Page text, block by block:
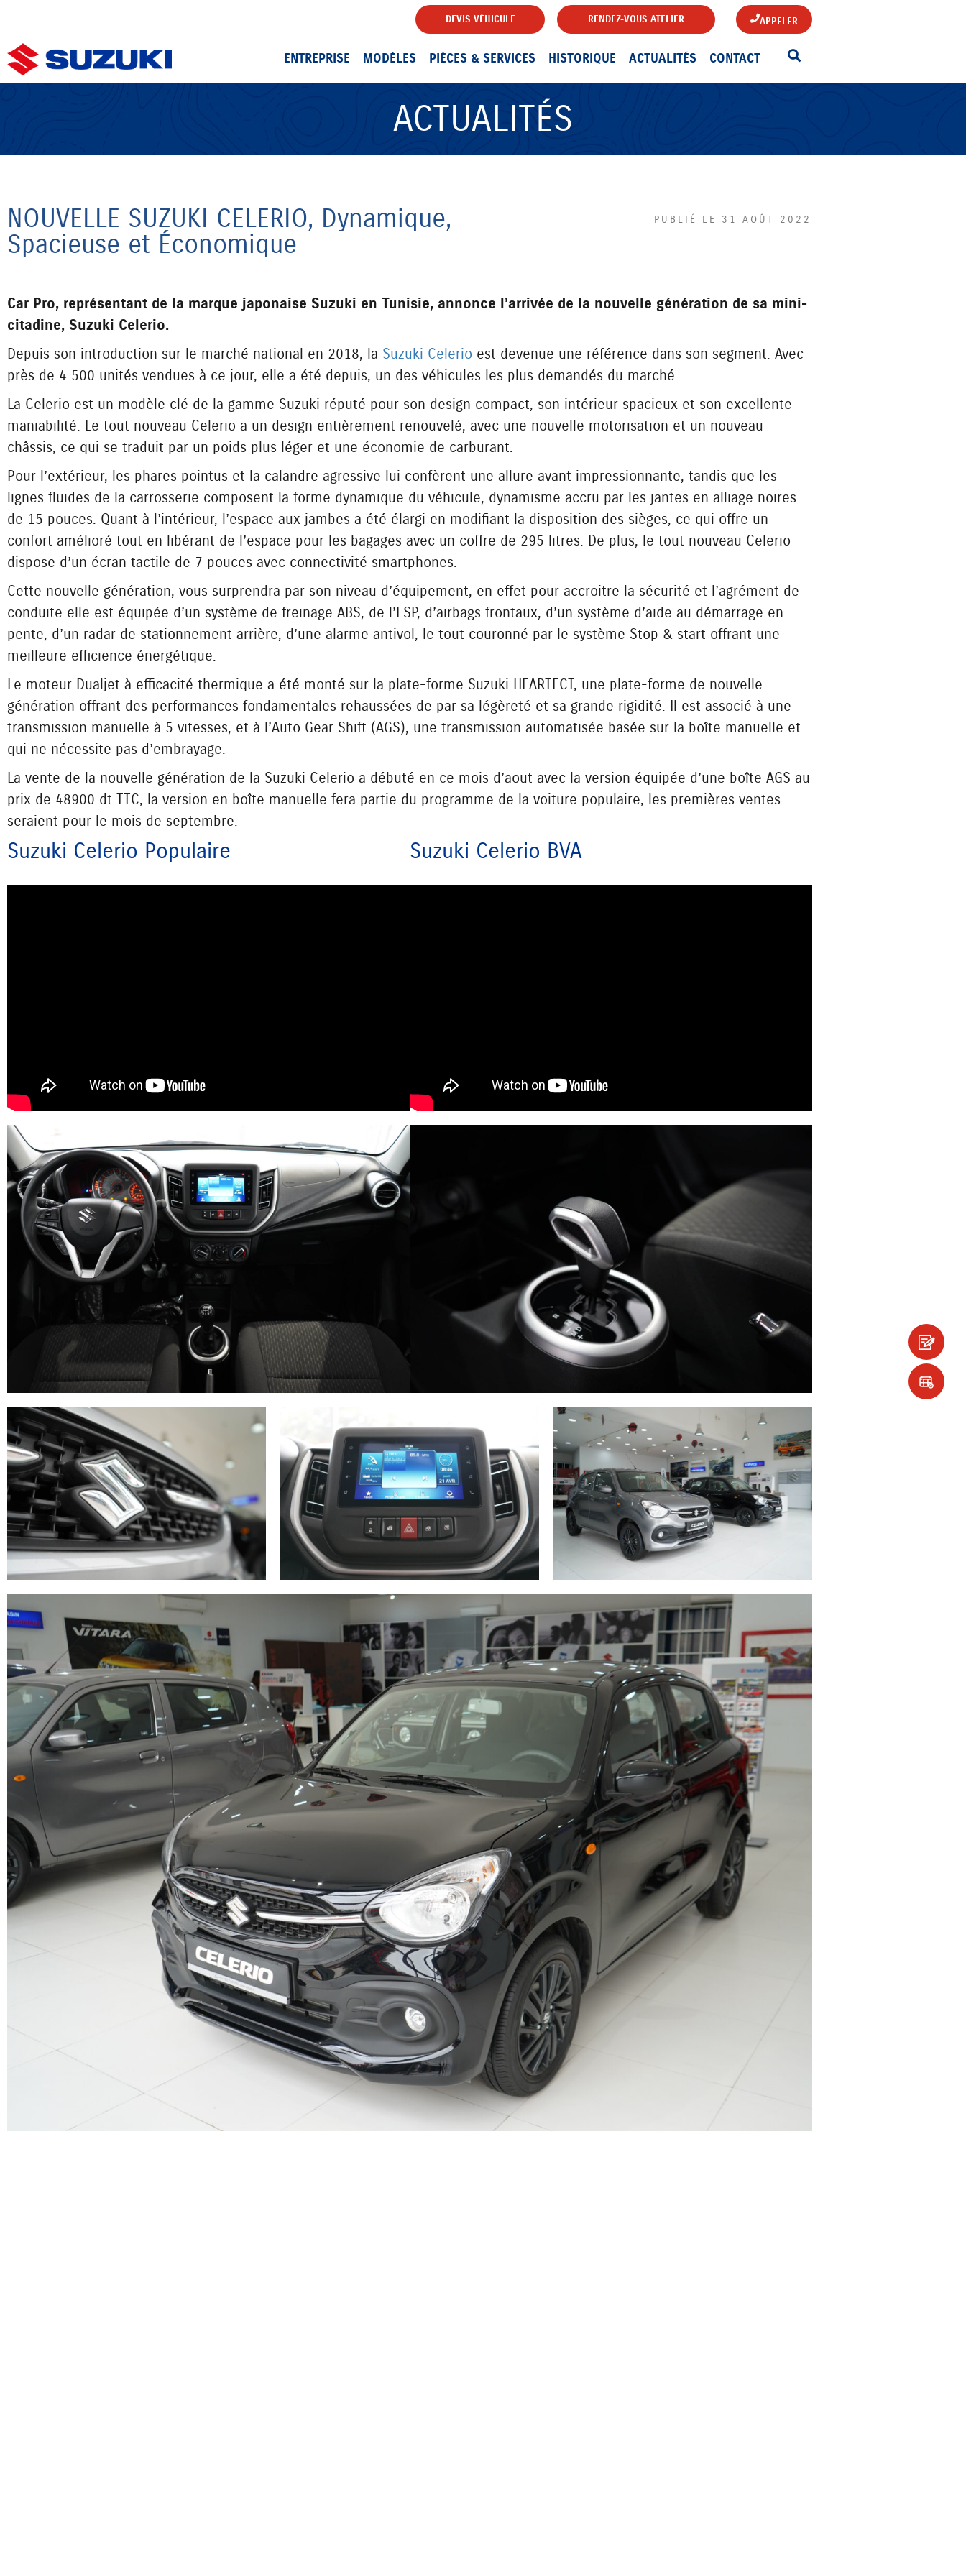
DEVIS VÉHICULE RENDEZ-VOUS ATELIER APPELER
ENTREPRISE MODÈLES PIÈCES & SERVICES HISTORIQUE ACTUALITÉS CONTACT
ACTUALITÉS
NOUVELLE SUZUKI CELERIO, Dynamique,
Spacieuse et Économique
PUBLIÉ LE 31 AOÛT 2022
Car Pro, représentant de la marque japonaise Suzuki en Tunisie, annonce l’arrivée de la nouvelle génération de sa mini-
citadine, Suzuki Celerio.
Depuis son introduction sur le marché national en 2018, la Suzuki Celerio est devenue une référence dans son segment. Avec
près de 4 500 unités vendues à ce jour, elle a été depuis, un des véhicules les plus demandés du marché.
La Celerio est un modèle clé de la gamme Suzuki réputé pour son design compact, son intérieur spacieux et son excellente
maniabilité. Le tout nouveau Celerio a un design entièrement renouvelé, avec une nouvelle motorisation et un nouveau
châssis, ce qui se traduit par un poids plus léger et une économie de carburant.
Pour l’extérieur, les phares pointus et la calandre agressive lui confèrent une allure avant impressionnante, tandis que les
lignes fluides de la carrosserie composent la forme dynamique du véhicule, dynamisme accru par les jantes en alliage noires
de 15 pouces. Quant à l’intérieur, l’espace aux jambes a été élargi en modifiant la disposition des sièges, ce qui offre un
confort amélioré tout en libérant de l’espace pour les bagages avec un coffre de 295 litres. De plus, le tout nouveau Celerio
dispose d’un écran tactile de 7 pouces avec connectivité smartphones.
Cette nouvelle génération, vous surprendra par son niveau d’équipement, en effet pour accroitre la sécurité et l’agrément de
conduite elle est équipée d’un système de freinage ABS, de l’ESP, d’airbags frontaux, d’un système d’aide au démarrage en
pente, d’un radar de stationnement arrière, d’une alarme antivol, le tout couronné par le système Stop & start offrant une
meilleure efficience énergétique.
Le moteur Dualjet à efficacité thermique a été monté sur la plate-forme Suzuki HEARTECT, une plate-forme de nouvelle
génération offrant des performances fondamentales rehaussées de par sa légèreté et sa grande rigidité. Il est associé à une
transmission manuelle à 5 vitesses, et à l’Auto Gear Shift (AGS), une transmission automatisée basée sur la boîte manuelle et
qui ne nécessite pas d’embrayage.
La vente de la nouvelle génération de la Suzuki Celerio a débuté en ce mois d’aout avec la version équipée d’une boîte AGS au
prix de 48 900 dt TTC, la version en boîte manuelle fera partie du programme de la voiture populaire, les premières ventes
seraient pour le mois de septembre.
Suzuki Celerio Populaire Suzuki Celerio BVA